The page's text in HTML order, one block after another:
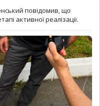
повідомив, що
активної реалізації.